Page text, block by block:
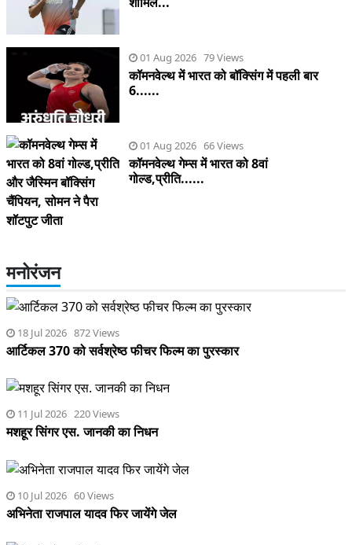
01 Aug 2026 79 Views
कॉमनवेल्थ में भारत को बॉक्सिंग में पहली बार
6......
01 Aug 2026 66 Views
कॉमनवेल्थ गेम्स में भारत को 8वां
गोल्ड,प्रीति......
मनोरंजन
18 Jul 2026 872 Views
आर्टिकल 370 को सर्वश्रेष्ठ फीचर फिल्म का पुरस्कार
11 Jul 2026 220 Views
मशहूर सिंगर एस. जानकी का निधन
10 Jul 2026 60 Views
अभिनेता राजपाल यादव फिर जायेंगे जेल